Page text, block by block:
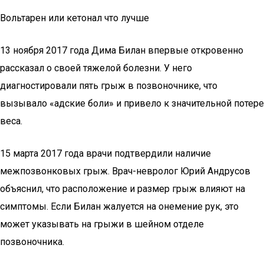
Вольтарен или кетонал что лучше
13 ноября 2017 года Дима Билан впервые откровенно
рассказал о своей тяжелой болезни. У него
диагностировали пять грыж в позвоночнике, что
вызывало «адские боли» и привело к значительной потере
веса.
15 марта 2017 года врачи подтвердили наличие
межпозвонковых грыж. Врач-невролог Юрий Андрусов
объяснил, что расположение и размер грыж влияют на
симптомы. Если Билан жалуется на онемение рук, это
может указывать на грыжи в шейном отделе
позвоночника.